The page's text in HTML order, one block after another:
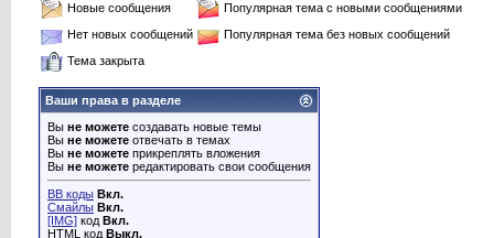
Новые сообщения
Популярная тема с новыми сообщениями
Нет новых сообщений
Популярная тема без новых сообщений
Тема закрыта
Ваши права в разделе
Вы не можете создавать новые темы
Вы не можете отвечать в темах
Вы не можете прикреплять вложения
Вы не можете редактировать свои сообщения
BB коды Вкл.
Смайлы Вкл.
[IMG] код Вкл.
HTML код Выкл.